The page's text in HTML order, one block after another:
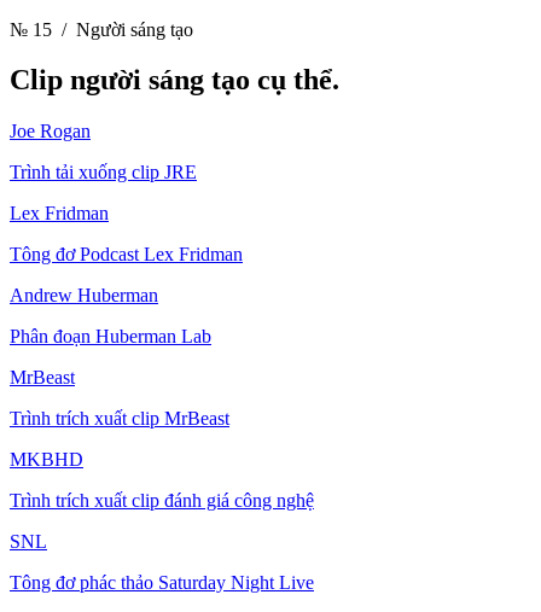
№ 15 / Người sáng tạo
Clip người sáng tạo cụ thể.
Joe Rogan
Trình tải xuống clip JRE
Lex Fridman
Tông đơ Podcast Lex Fridman
Andrew Huberman
Phân đoạn Huberman Lab
MrBeast
Trình trích xuất clip MrBeast
MKBHD
Trình trích xuất clip đánh giá công nghệ
SNL
Tông đơ phác thảo Saturday Night Live